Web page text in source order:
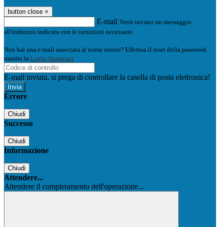
button close ×
E-mail Verrà inviato un messaggio
all'indirizzo indicato con le istruzioni necessarie.
Non hai una e-mail associata al nome utente? Effettua il reset della password
tramite la Login Spaggiari
E-mail inviata, si prega di controllare la casella di posta elettronica!
Errore
Chiudi
Successo
Chiudi
Informazione
Chiudi
Attendere...
Attendere il completamento dell'operazione...